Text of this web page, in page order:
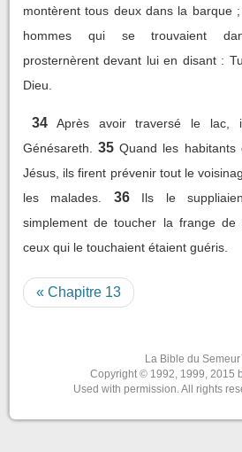
montèrent tous deux dans la barque ;
hommes qui se trouvaient
prosternèrent devant lui en disant :
Dieu.
34
Après avoir traversé le lac,
Génésareth.
35 Quand les habitants
Jésus, ils firent prévenir tout le
les malades.
36
Ils le
simplement de toucher la frange
ceux qui le touchaient étaient guéris.
« Chapitre 13
La Bible du
Copyright © 1992, 1999, 2015
Used with permission. All rights